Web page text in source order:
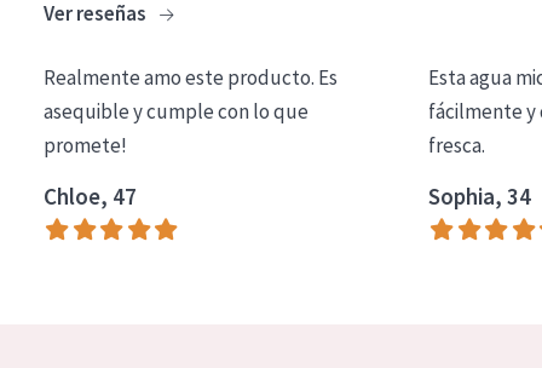
COLECCIÓN
Essentials
Lift+
Expert
TIPO DE PIEL
Ver reseñas
Realmente amo este producto. Es
asequible y cumple con lo que
promete!
Chloe, 47
Esta agua
fácilmente y
fresca.
Sophia, 34